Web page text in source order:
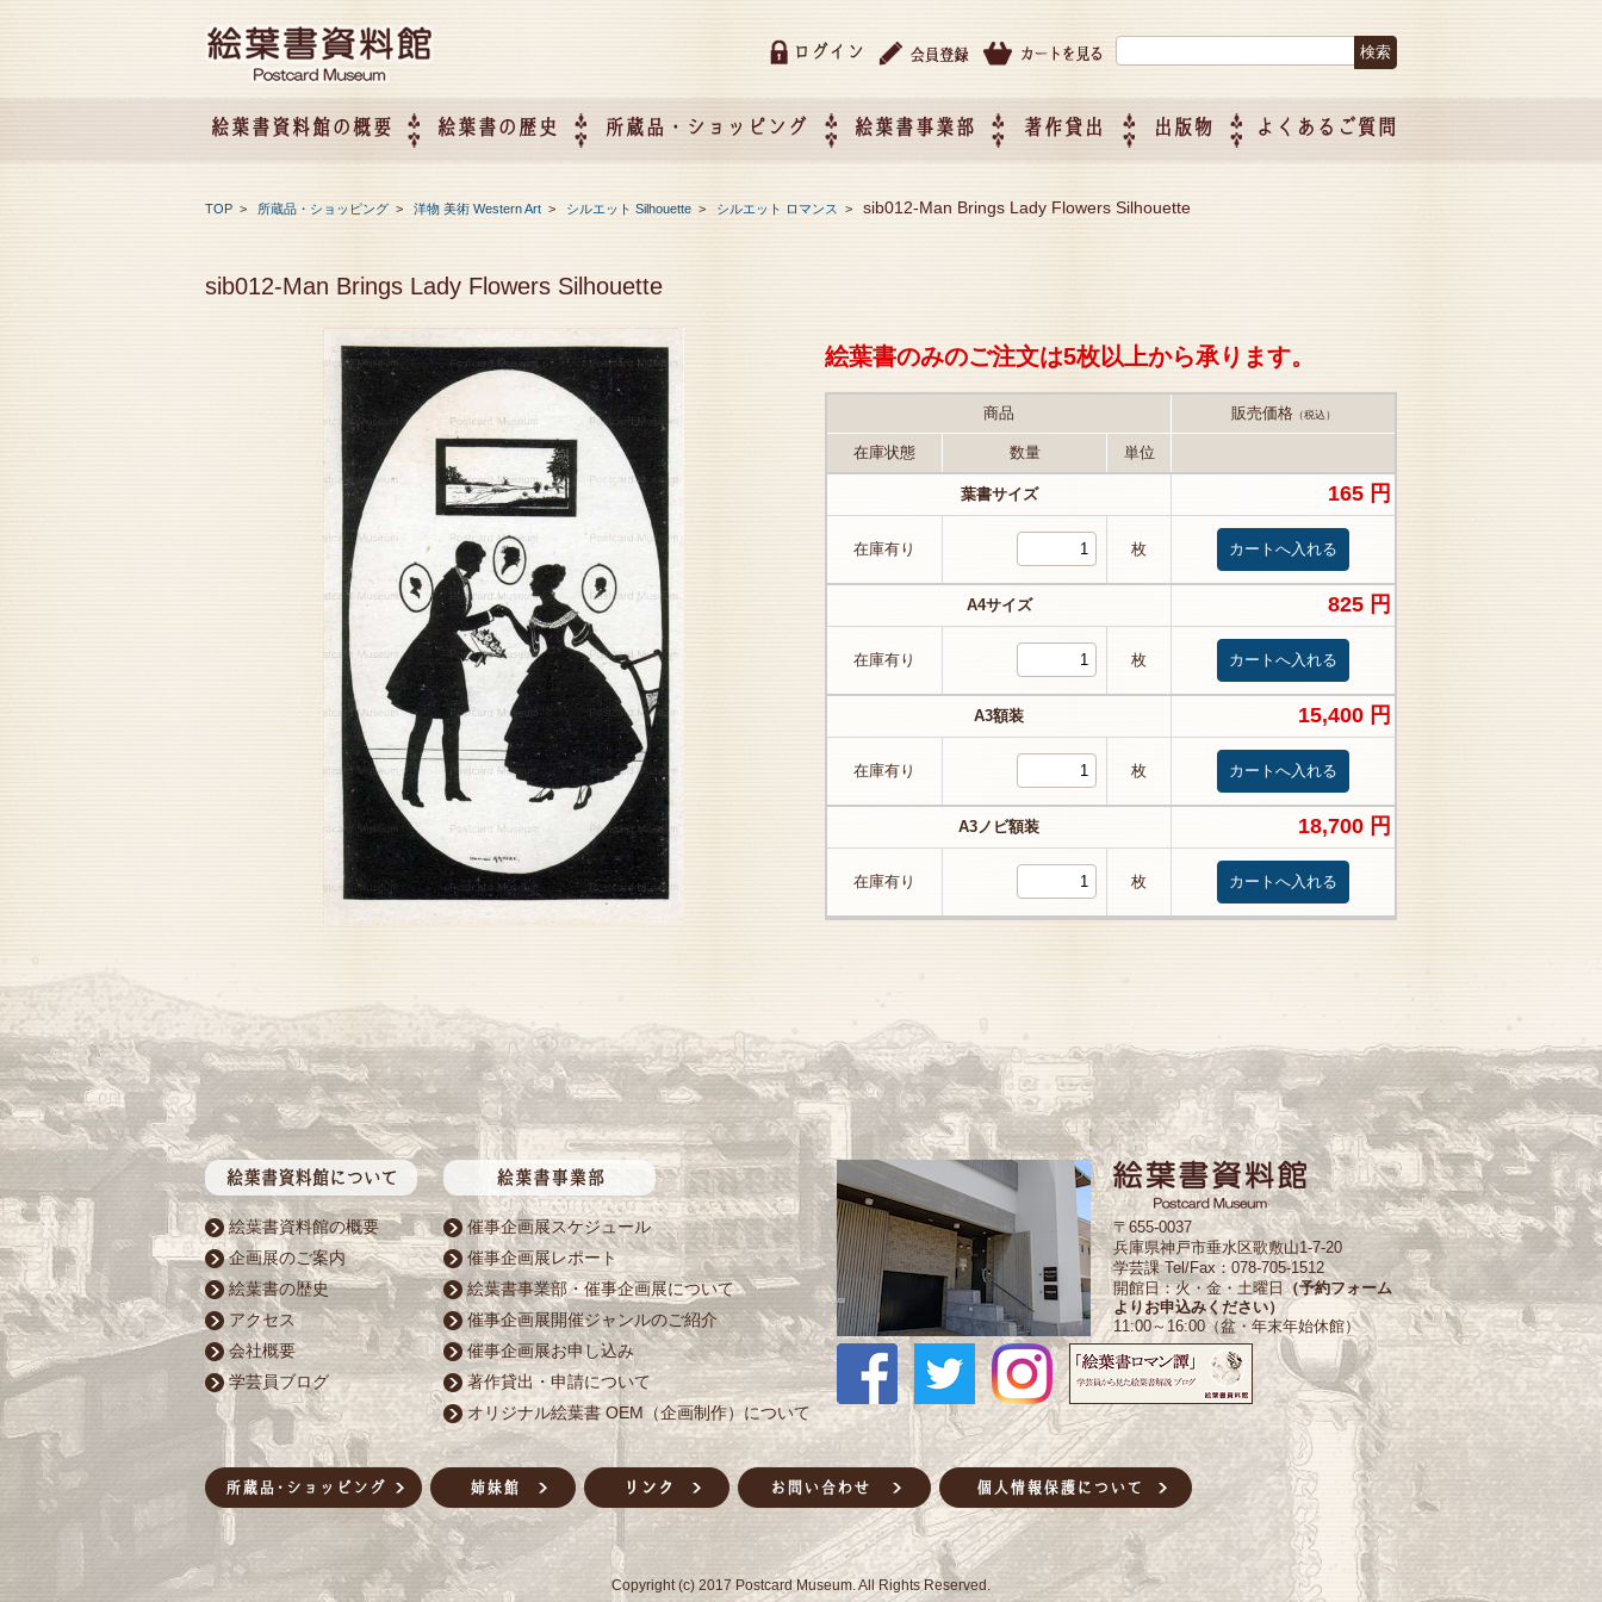
ログイン
絵葉書資料館の概要 絵葉書の歴史 所蔵品・ショッピング 絵葉書事業部
て
作）について
著作貸出 出版物 よくあるご質問
TOP > 所蔵品・ショッピング > 洋物 美術 Western Art > シルエット Silhouette > シルエット ロマンス > sib012-Man Brings Lady Flowers Silhouette
sib012-Man Brings Lady Flowers Silhouette
絵葉書のみのご注文は5枚以上から承ります。
商品 販売価格（税込）
在庫状態 数量 単位
葉書サイズ 165 円
在庫有り 枚
A4サイズ 825 円
在庫有り 枚
A3額装 15,400 円
在庫有り 枚
A3ノビ額装 18,700 円
在庫有り 枚
絵葉書資料館の概要
企画展のご案内
絵葉書の歴史
アクセス
会社概要
学芸員ブログ
催事企画展スケジュール
催事企画展レポート
絵葉書事業部・催事企画展について
催事企画展開催ジャンルのご紹介
催事企画展お申し込み
著作貸出・申請について
オリジナル絵葉書 OEM（企画制作）について
〒655-0037
兵庫県神戸市垂水区歌敷山1-7-20
学芸課 Tel/Fax：078-705-1512
開館日：火・金・土曜日 （予約フォーム
よりお申込みください）
11:00～16:00（盆・年末年始休館）
Copyright (c) 2017 Postcard Museum. All Rights Reserved.